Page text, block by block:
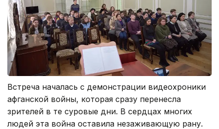
Встреча началась с демонстрации видеохроники
афганской войны, которая сразу перенесла
зрителей в те суровые дни. В сердцах многих
людей эта война оставила незаживающую рану.